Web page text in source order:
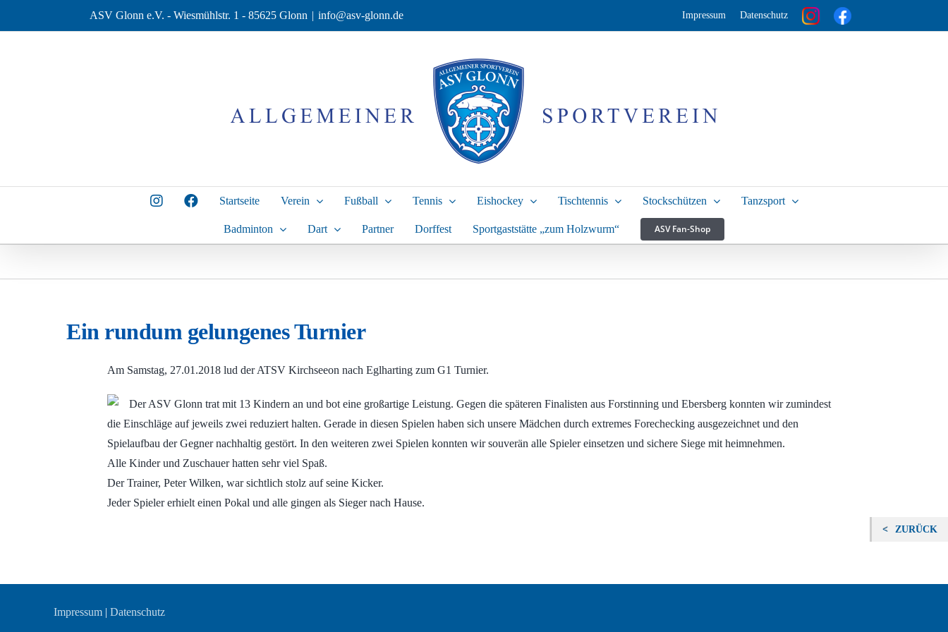
Inhalt
ASV Glonn e.V. - Wiesmühlstr. 1 - 85625 Glonn | info@asv-glonn.de Impressum Datenschutz
Startseite Verein Fußball Tennis Eishockey Tischtennis Stockschützen Tanzsport
Badminton Dart Partner Dorffest Sportgaststätte „zum Holzwurm“ ASV Fan-Shop
Ein rundum gelungenes Turnier
Am Samstag, 27.01.2018 lud der ATSV Kirchseeon nach Eglharting zum G1 Turnier.
Der ASV Glonn trat mit 13 Kindern an und bot eine großartige Leistung. Gegen die späteren Finalisten aus Forstinning und Ebersberg konnten wir zumindest
die Einschläge auf jeweils zwei reduziert halten. Gerade in diesen Spielen haben sich unsere Mädchen durch extremes Forechecking ausgezeichnet und den
Spielaufbau der Gegner nachhaltig gestört. In den weiteren zwei Spielen konnten wir souverän alle Spieler einsetzen und sichere Siege mit heimnehmen.
Alle Kinder und Zuschauer hatten sehr viel Spaß.
Der Trainer, Peter Wilken, war sichtlich stolz auf seine Kicker.
Jeder Spieler erhielt einen Pokal und alle gingen als Sieger nach Hause.
Impressum |Datenschutz
ZURÜCK